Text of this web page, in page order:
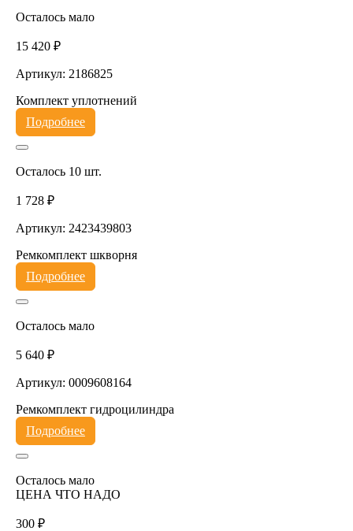
Осталось мало
15 420 ₽
Артикул: 2186825
Комплект уплотнений
Подробнее
Осталось 10 шт.
1 728 ₽
Артикул: 2423439803
Ремкомплект шкворня
Подробнее
Осталось мало
5 640 ₽
Артикул: 0009608164
Ремкомплект гидроцилиндра
Подробнее
Осталось мало
ЦЕНА ЧТО НАДО
300 ₽